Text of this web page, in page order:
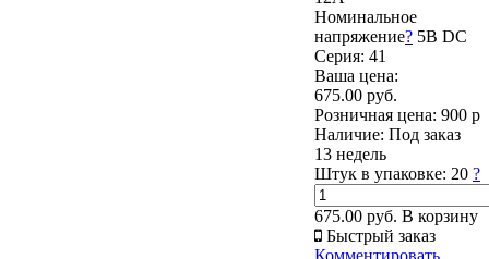
Номинальное
напряжение? 5В DC
Серия: 41
Ваша цена:
675.00 руб.
Розничная цена: 900 р
Наличие: Под заказ
13 недель
Штук в упаковке: 20 ?
675.00 руб. В корзину
Быстрый заказ
Комментировать